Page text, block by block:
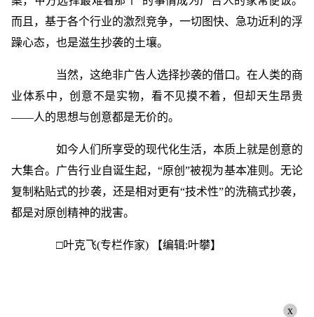
而且，基于各个行业的激烈竞争，一切图快、急功近利的浮
躁心态，也是滋生抄袭的土壤。
当然，这绝非广告人选择抄袭的借口。在人类的商
业体系中，创意不是实物，看不见摸不着，但却天生昂贵
——人的思想与创意都是无价的。
如今人们所享受的现代化生活，本质上就是创意的
大集合。广告行业自诞生起，“原创”被视为基本准则。无论
复制粘贴式的抄袭，还是相对更有“技术性”的洗稿式抄袭，
都是对原创精神的戕害。
□叶克飞(专栏作家) 【编辑:叶攀】
x